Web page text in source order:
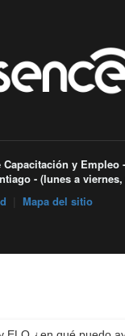
y Empleo
- (lunes a viernes,
Mapa del sitio